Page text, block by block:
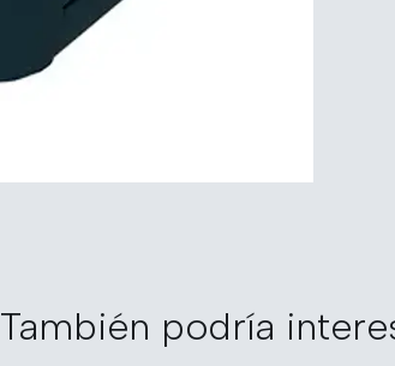
También podría